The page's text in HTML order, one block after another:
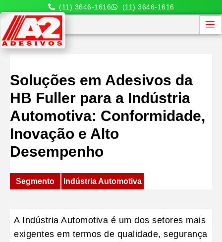
(11) 3646-1616 (11) 3646-1616
Soluções em Adesivos da
HB Fuller para a Indústria
Automotiva: Conformidade,
Inovação e Alto
Desempenho
Segmento Indústria Automotiva
A Indústria Automotiva é um dos setores mais
exigentes em termos de qualidade, segurança